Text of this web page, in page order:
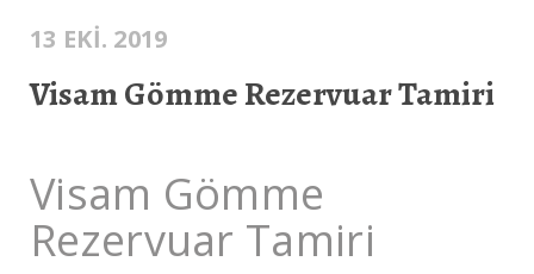
13 EKI. 2019
Visam Gömme Rezervuar Tamiri
Visam Gömme
Rezervuar Tamiri